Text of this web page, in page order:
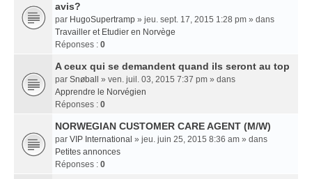
avis?
par HugoSupertramp » jeu. sept. 17, 2015 1:28 pm » dans
Travailler et Etudier en Norvège
Réponses : 0
A ceux qui se demandent quand ils seront au top
par Snøball
» ven. juil. 03, 2015 7:37 pm » dans
Apprendre le Norvégien
Réponses : 0
NORWEGIAN CUSTOMER CARE AGENT (M/W)
par VIP International » jeu. juin 25, 2015 8:36 am » dans
Petites annonces
Réponses : 0